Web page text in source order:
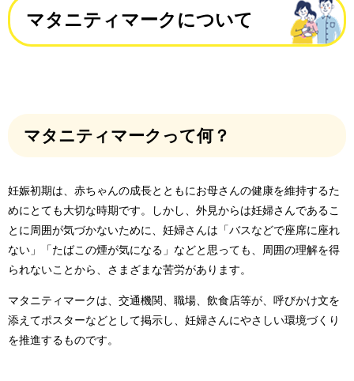
へ
マタニティマークについて
マタニティマークって何？
妊娠初期は、赤ちゃんの成長とともにお母さんの健康を維持するた
めにとても大切な時期です。しかし、外見からは妊婦さんであるこ
とに周囲が気づかないために、妊婦さんは「バスなどで座席に座れ
ない」「たばこの煙が気になる」などと思っても、周囲の理解を得
られないことから、さまざまな苦労があります。
マタニティマークは、交通機関、職場、飲食店等が、呼びかけ文を
添えてポスターなどとして掲示し、妊婦さんにやさしい環境づくり
を推進するものです。